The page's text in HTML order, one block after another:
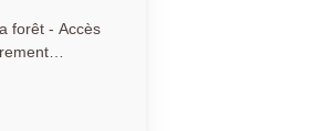
forêt - Accès
3 chambres
bureau
voir